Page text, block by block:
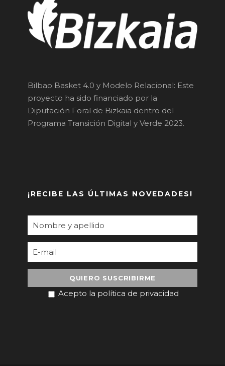
Bilbao Basket 4.0 y Modelo Relacional: Este
proyecto ha sido financiado por la
Diputación Foral de Bizkaia dentro del
Programa Transición Digital y Verde 2023.
¡RECIBE LAS ÚLTIMAS NOVEDADES!
Acepto la política de privacidad